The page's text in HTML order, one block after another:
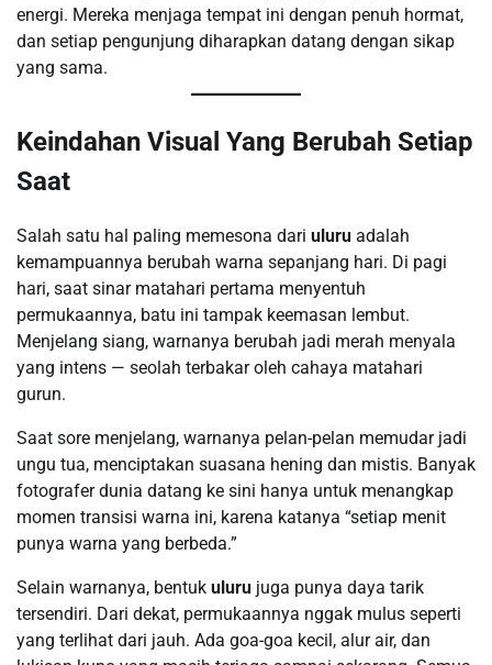
energi. Mereka menjaga tempat ini dengan penuh hormat,
dan setiap pengunjung diharapkan datang dengan sikap
yang sama.
Keindahan Visual Yang Berubah Setiap
Saat
Salah satu hal paling memesona dari uluru adalah
kemampuannya berubah warna sepanjang hari. Di pagi
hari, saat sinar matahari pertama menyentuh
permukaannya, batu ini tampak keemasan lembut.
Menjelang siang, warnanya berubah jadi merah menyala
yang intens — seolah terbakar oleh cahaya matahari
gurun.
Saat sore menjelang, warnanya pelan-pelan memudar jadi
ungu tua, menciptakan suasana hening dan mistis. Banyak
fotografer dunia datang ke sini hanya untuk menangkap
momen transisi warna ini, karena katanya “setiap menit
punya warna yang berbeda.”
Selain warnanya, bentuk uluru juga punya daya tarik
tersendiri. Dari dekat, permukaannya nggak mulus seperti
yang terlihat dari jauh. Ada goa-goa kecil, alur air, dan